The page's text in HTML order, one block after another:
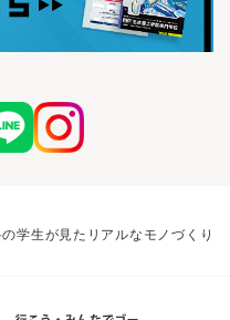
学生が見たリアルなモノづくり